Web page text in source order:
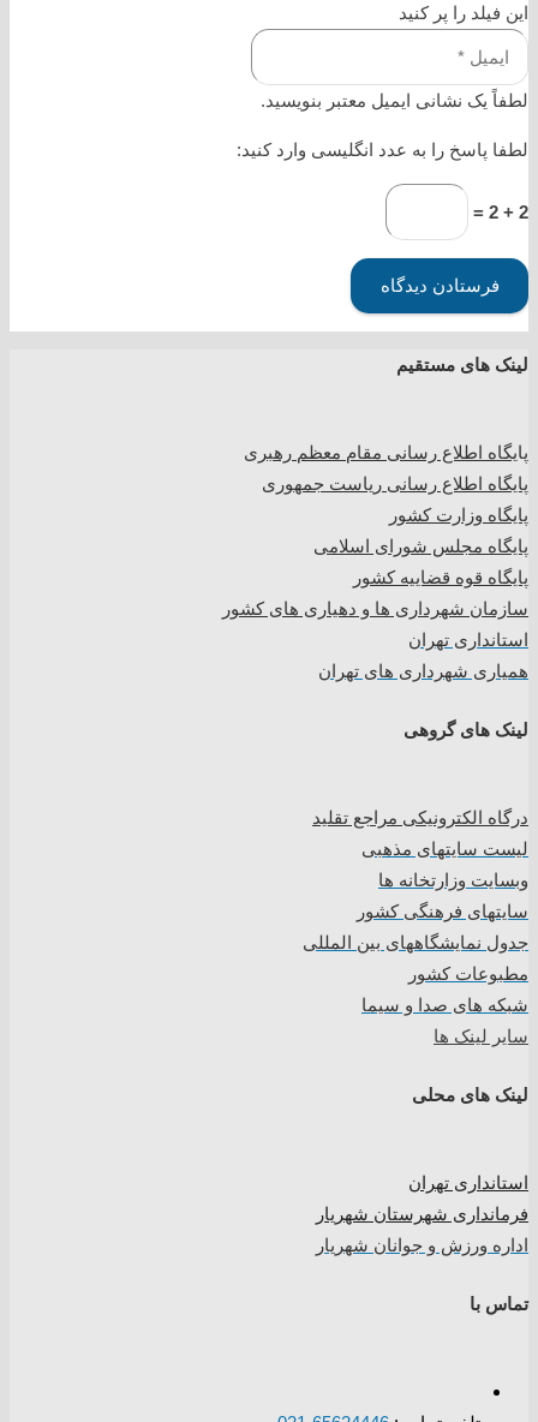
این فیلد را پر کنید
لطفاً یک نشانی ایمیل معتبر بنویسید.
لطفا پاسخ را به عدد انگلیسی وارد کنید:
2 + 2 =
فرستادن دیدگاه
لینک های مستقیم
پایگاه اطلاع رسانی مقام معظم رهبری
پایگاه اطلاع رسانی ریاست جمهوری
پایگاه وزارت کشور
پایگاه مجلس شورای اسلامی
پایگاه قوه قضاییه کشور
سازمان شهرداری ها و دهیاری های کشور
استانداری تهران
همیاری شهرداری های تهران
لینک های گروهی
درگاه الکترونیکی مراجع تقلید
لیست سایتهای مذهبی
وبسایت وزارتخانه ها
سایتهای فرهنگی کشور
جدول نمایشگاههای بین المللی
مطبوعات کشور
شبکه های صدا و سیما
سایر لینک ها
لینک های محلی
استانداری تهران
فرمانداری شهرستان شهریار
اداره ورزش و جوانان شهریار
تماس با